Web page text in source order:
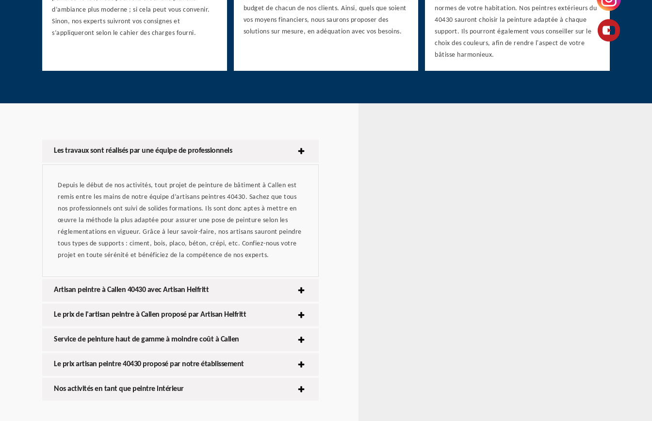
d’ambiance plus moderne ; si cela peut vous convenir.
Sinon, nos experts suivront vos consignes et
s’appliqueront selon le cahier des charges fourni.
budget de chacun de nos clients. Ainsi, quels que soient
vos moyens financiers, nous saurons proposer des
solutions sur mesure, en adéquation avec vos besoins.
normes de votre habitation. Nos peintres extérieurs du
40430 sauront choisir la peinture adaptée à chaque
support. Ils pourront également vous conseiller sur le
choix des couleurs, afin de rendre l'aspect de votre
bâtisse harmonieux.
Les travaux sont réalisés par une équipe de professionnels
Depuis le début de nos activités, tout projet de peinture de bâtiment à Callen est
remis entre les mains de notre équipe d’artisans peintres 40430. Sachez que tous
nos professionnels ont suivi de solides formations. Ils sont donc aptes à mettre en
œuvre la méthode la plus adaptée pour assurer une pose de peinture selon les
réglementations en vigueur. Grâce à leur savoir-faire, nos artisans sauront peindre
tous types de supports : ciment, bois, placo, béton, crépi, etc. Confiez-nous votre
projet en toute sérénité et bénéficiez de la compétence de nos experts.
Artisan peintre à Callen 40430 avec Artisan Helfritt
Le prix de l'artisan peintre à Callen proposé par Artisan Helfritt
Service de peinture haut de gamme à moindre coût à Callen
Le prix artisan peintre 40430 proposé par notre établissement
Nos activités en tant que peintre intérieur